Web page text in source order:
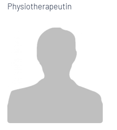
Physiotherapeutin